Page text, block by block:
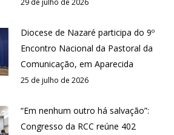
Diocese de Nazaré participa do 9º
Encontro Nacional da Pastoral da
Comunicação, em Aparecida
25 de julho de 2026
“Em nenhum outro há salvação”:
Congresso da RCC reúne 402